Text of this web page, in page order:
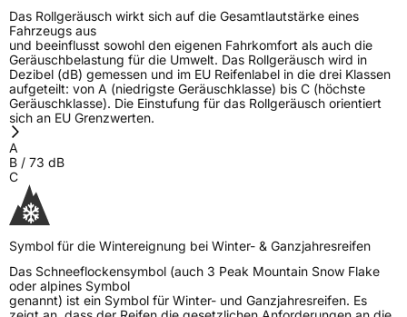
Das Rollgeräusch wirkt sich auf die Gesamtlautstärke eines
Fahrzeugs aus
und beeinflusst sowohl den eigenen Fahrkomfort als auch die
Geräuschbelastung für die Umwelt. Das Rollgeräusch wird in
Dezibel (dB) gemessen und im EU Reifenlabel in die drei Klassen
aufgeteilt: von A (niedrigste Geräuschklasse) bis C (höchste
Geräuschklasse). Die Einstufung für das Rollgeräusch orientiert
sich an EU Grenzwerten.
A
B / 73 dB
C
Symbol für die Wintereignung bei Winter- & Ganzjahresreifen
Das Schneeflockensymbol (auch 3 Peak Mountain Snow Flake
oder alpines Symbol
genannt) ist ein Symbol für Winter- und Ganzjahresreifen. Es